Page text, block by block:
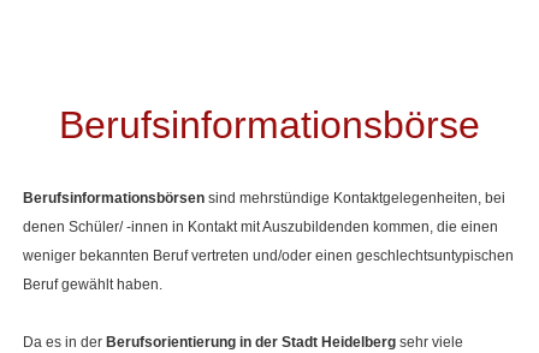
Berufsinformationsbörse
Berufsinformationsbörsensind mehrstündige Kontaktgelegenheiten, bei
denen Schüler/ -innen in Kontakt mit Auszubildenden kommen, die einen
weniger bekannten Beruf vertreten und/oder einen geschlechtsuntypischen
Beruf gewählt haben.
Da es in der Berufsorientierung in der Stadt Heidelbergsehr viele